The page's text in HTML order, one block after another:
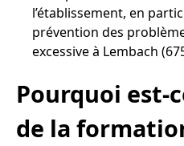
l’établissement, en
prévention des
excessive à Lembach
Pourquoi est-
de la